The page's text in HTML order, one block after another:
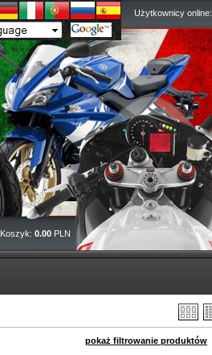
Użytkownicy online:
Koszyk: 0.00 PLN
pokaż filtrowanie produktów